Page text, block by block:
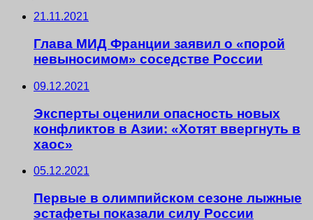
21.11.2021
Глава МИД Франции заявил о «порой
невыносимом» соседстве России
09.12.2021
Эксперты оценили опасность новых
конфликтов в Азии: «Хотят ввергнуть в
хаос»
05.12.2021
Первые в олимпийском сезоне лыжные
эстафеты показали силу России